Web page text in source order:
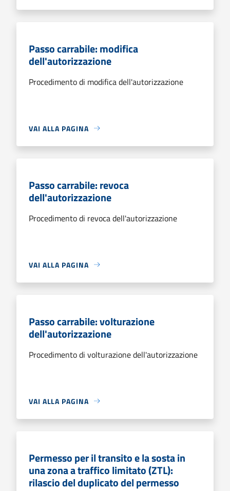
Passo carrabile: modifica
dell'autorizzazione
Procedimento di modifica dell'autorizzazione
VAI ALLA PAGINA
Passo carrabile: revoca
dell'autorizzazione
Procedimento di revoca dell'autorizzazione
VAI ALLA PAGINA
Passo carrabile: volturazione
dell'autorizzazione
Procedimento di volturazione dell'autorizzazione
VAI ALLA PAGINA
Permesso per il transito e la sosta in
una zona a traffico limitato (ZTL):
rilascio del duplicato del permesso